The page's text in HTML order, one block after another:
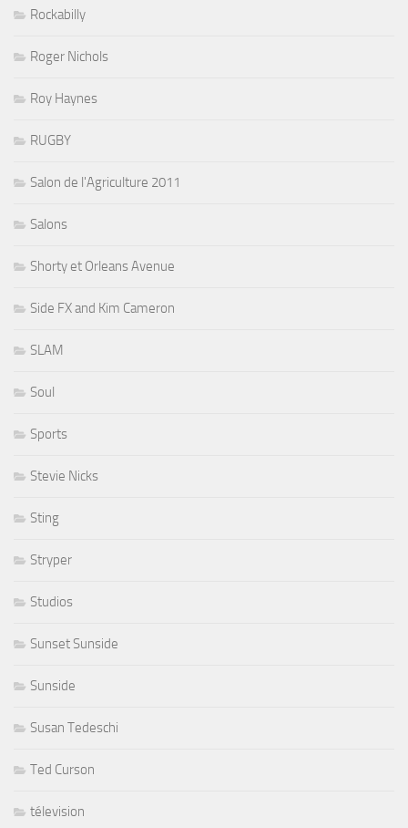
Rockabilly
Roger Nichols
Roy Haynes
RUGBY
Salon de l'Agriculture 2011
Salons
Shorty et Orleans Avenue
Side FX and Kim Cameron
SLAM
Soul
Sports
Stevie Nicks
Sting
Stryper
Studios
Sunset Sunside
Sunside
Susan Tedeschi
Ted Curson
télevision